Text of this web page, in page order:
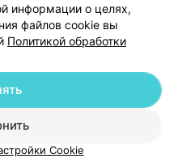
| 220012, Республика Беларусь,
+375 291212755
информации о целях,
файлов cookie вы
Политикой обработки
Cookie